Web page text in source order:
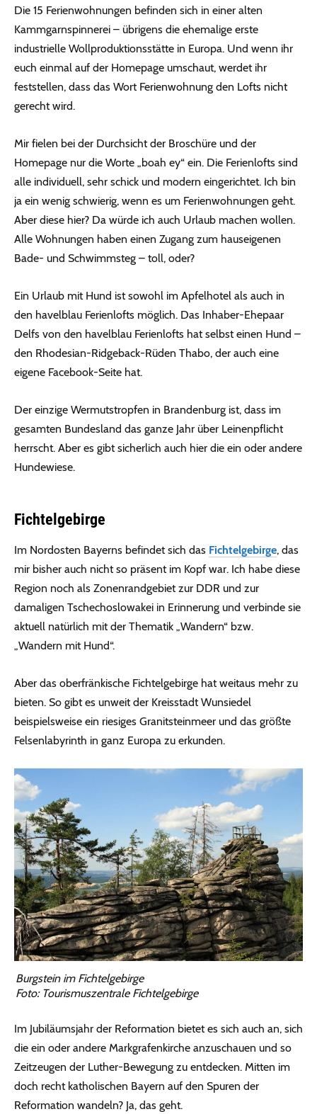
Die 15 Ferienwohnungen befinden sich in einer alten
Kammgarnspinnerei – übrigens die ehemalige erste
industrielle Wollproduktionsstätte in Europa. Und wenn ihr
euch einmal auf der Homepage umschaut, werdet ihr
feststellen, dass das Wort Ferienwohnung den Lofts nicht
gerecht wird.
Mir fielen bei der Durchsicht der Broschüre und der
Homepage nur die Worte „boah ey“ ein. Die Ferienlofts sind
alle individuell, sehr schick und modern eingerichtet. Ich bin
ja ein wenig schwierig, wenn es um Ferienwohnungen geht.
Aber diese hier? Da würde ich auch Urlaub machen wollen.
Alle Wohnungen haben einen Zugang zum hauseigenen
Bade- und Schwimmsteg – toll, oder?
Ein Urlaub mit Hund ist sowohl im Apfelhotel als auch in
den havelblau Ferienlofts möglich. Das Inhaber-Ehepaar
Delfs von den havelblau Ferienlofts hat selbst einen Hund –
den Rhodesian-Ridgeback-Rüden Thabo, der auch eine
eigene Facebook-Seite hat.
Der einzige Wermutstropfen in Brandenburg ist, dass im
gesamten Bundesland das ganze Jahr über Leinenpflicht
herrscht. Aber es gibt sicherlich auch hier die ein oder andere
Hundewiese.
Fichtelgebirge
Im Nordosten Bayerns befindet sich das Fichtelgebirge, das
mir bisher auch nicht so präsent im Kopf war. Ich habe diese
Region noch als Zonenrandgebiet zur DDR und zur
damaligen Tschechoslowakei in Erinnerung und verbinde sie
aktuell natürlich mit der Thematik „Wandern“ bzw.
„Wandern mit Hund“.
Aber das oberfränkische Fichtelgebirge hat weitaus mehr zu
bieten. So gibt es unweit der Kreisstadt Wunsiedel
beispielsweise ein riesiges Granitsteinmeer und das größte
Felsenlabyrinth in ganz Europa zu erkunden.
Burgstein im Fichtelgebirge
Foto: Tourismuszentrale Fichtelgebirge
Im Jubiläumsjahr der Reformation bietet es sich auch an, sich
die ein oder andere Markgrafenkirche anzuschauen und so
Zeitzeugen der Luther-Bewegung zu entdecken. Mitten im
doch recht katholischen Bayern auf den Spuren der
Reformation wandeln? Ja, das geht.